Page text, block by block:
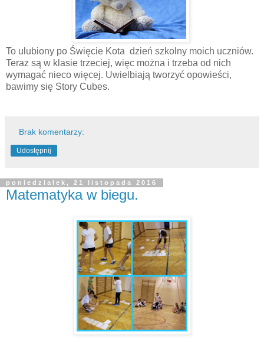
To ulubiony po Święcie Kota dzień szkolny moich uczniów.
Teraz są w klasie trzeciej, więc można i trzeba od nich
wymagać nieco więcej. Uwielbiają tworzyć opowieści,
bawimy się Story Cubes.
Brak komentarzy:
Udostępnij
poniedziałek, 21 listopada 2016
Matematyka w biegu.